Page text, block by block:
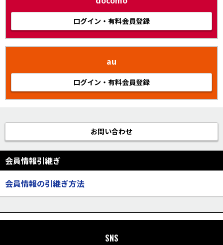
ログイン・有料会員登録
au
ログイン・有料会員登録
お問い合わせ
会員情報引継ぎ
会員情報の引継ぎ方法
SNS